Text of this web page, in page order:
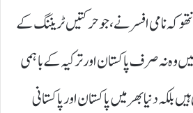
نامی افسر نے، جو حرکتیں ٹریننگ کے
وہ نہ صرف پاکستان اور ترکیہ کے باہمی
بلکہ دنیا بھر میں پاکستان اور پاکستانی